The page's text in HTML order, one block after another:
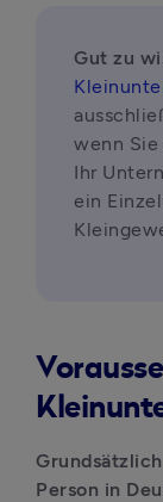
Gut zu
wenn
Ihr
ein
Person in